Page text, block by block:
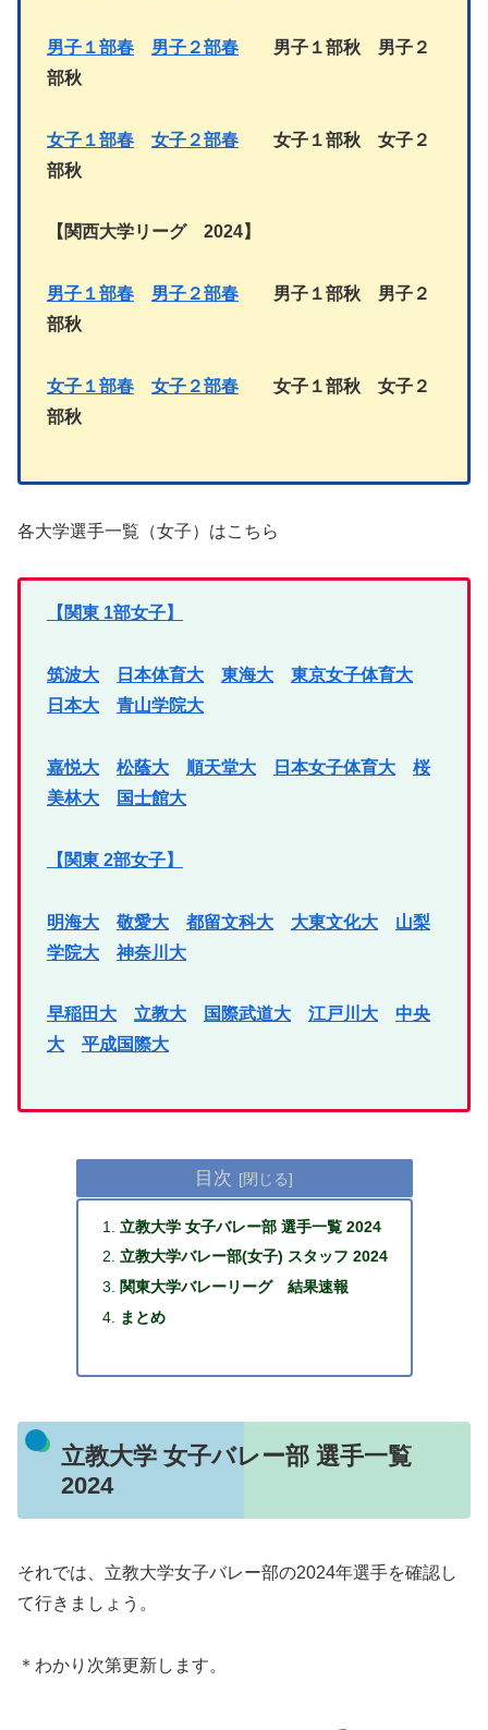
男子１部春 男子２部春 男子１部秋 男子２
部秋
女子１部春 女子２部春 女子１部秋 女子 ２
部秋
【 関西大学リーグ 2024】
男子１部春 男子２部春 男子１部秋 男子 ２
部秋
女子１部春 女子２部春 女子１部秋 女子 ２
部秋
各大学選手一覧（女子）はこちら
【関東 1部女子】
筑波大 日本体育大 東海大
東京女子体育大
日本大
青山学院大
嘉悦大 松蔭大 順天堂大 日本女子体育大
桜
美林大
国士館大
【関東 2部女子】
明海大 敬愛大 都留文科大 大東文化大
山梨
学院大
神奈川大
早稲田大 立教大 国際武道大 江戸川大
中央
大
平成国際大
目次
立教大学 女子バレー部 選手一覧 2024
立教大学バレー部(女子) スタッフ 2024
関東大学バレーリーグ 結果速報
まとめ
立教大学 女子バレー部 選手一覧
2024
それでは、立教大学女子バレー部の2024年選手を確認し
て行きましょう。
＊わかり次第更新します。